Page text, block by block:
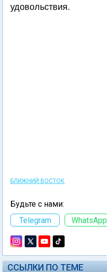
удовольствия.
БЛИЖНИЙ ВОСТОК
Будьте с нами:
Telegram
WhatsApp
ССЫЛКИ ПО ТЕМЕ